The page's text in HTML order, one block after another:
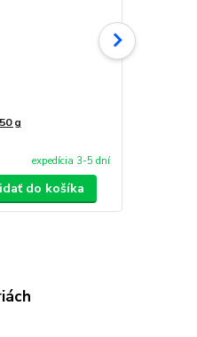
g
expedícia 3-5 dní
do košíka